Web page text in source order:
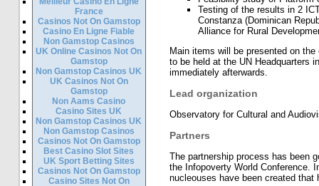
France
Casinos Not On Gamstop
Casino En Ligne Fiable
Non Gamstop Casinos
UK Online Casinos Not On
Gamstop
Non Gamstop Casinos UK
UK Casinos Not On
Gamstop
Non Aams Casino
Casino Sites UK
Non Gamstop Casinos UK
Non Gamstop Casinos
Casinos Not On Gamstop
Best Casino Slot Sites
UK Sport Betting Sites
Casinos Not On Gamstop
Casino Sites Not On
Testing of the results in 2
Constanza (Dominican
Alliance for Rural
Main items will be presented on
to be held at the UN Headquarters
immediately afterwards.
Lead organization
Observatory for Cultural and
Partners
The partnership process has been
the Infopoverty World Conference.
nucleouses have been created that